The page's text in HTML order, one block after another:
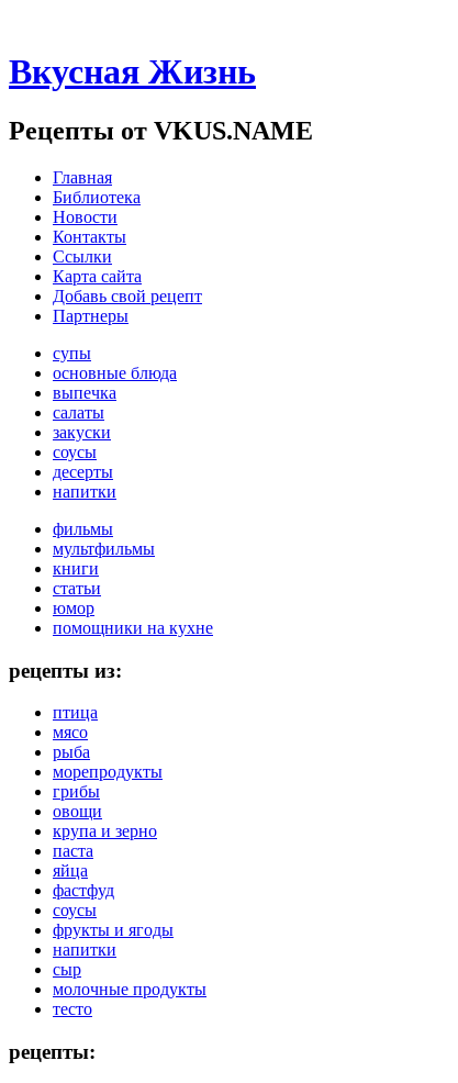
Вкусная Жизнь
Рецепты от VKUS.NAME
Главная
Библиотека
Новости
Контакты
Ссылки
Карта сайта
Добавь свой рецепт
Партнеры
супы
основные блюда
выпечка
салаты
закуски
соусы
десерты
напитки
фильмы
мультфильмы
книги
статьи
юмор
помощники на кухне
рецепты из:
птица
мясо
рыба
морепродукты
грибы
овощи
крупа и зерно
паста
яйца
фастфуд
соусы
фрукты и ягоды
напитки
сыр
молочные продукты
тесто
рецепты: